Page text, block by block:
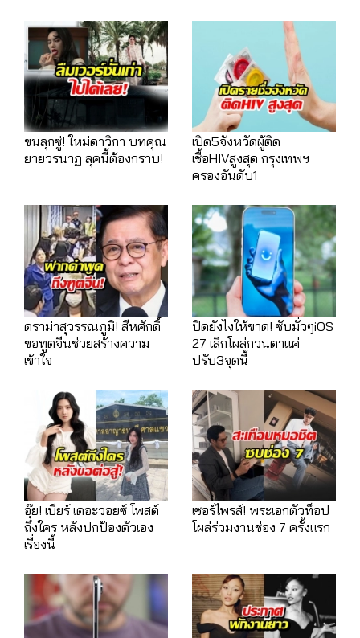
ขนลุกซู่! ใหม่ดาวิกา บทคุณ
ยายวรนาฏ ลุคนี้ต้องกราบ!
เปิด5จังหวัดผู้ติด
เชื้อHIVสูงสุด กรุงเทพฯ
ครองอันดับ1
ดราม่าสุวรรณภูมิ! สีหศักดิ์
ขอทูตจีนช่วยสร้างความ
เข้าใจ
ปิดยังไงให้ขาด! ซับมั่วๆiOS
27 เลิกโผล่กวนตาแค่
ปรับ3จุดนี้
อุ๊ย! เบียร์ เดอะวอยซ์ โพสต์
ถึงใคร หลังปกป้องตัวเอง
เรื่องนี้
เซอร์ไพรส์! พระเอกตัวท็อป
โผล่ร่วมงานช่อง 7 ครั้งแรก